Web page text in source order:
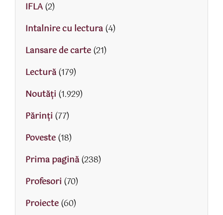
IFLA(2)
Intalnire cu lectura(4)
Lansare de carte(21)
Lectură(179)
Noutăți (1.929)
Părinţi (77)
Poveste(18)
Prima pagină(238)
Profesori (70)
Proiecte(60)